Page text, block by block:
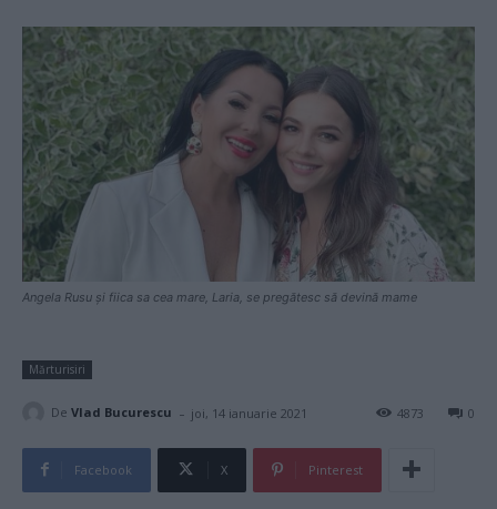
Angela Rusu și fiica sa cea mare, Laria, se pregătesc să devină mame
Mărturisiri
De Vlad Bucurescu - joi, 14 ianuarie 2021 0
4873
Facebook X Pinterest